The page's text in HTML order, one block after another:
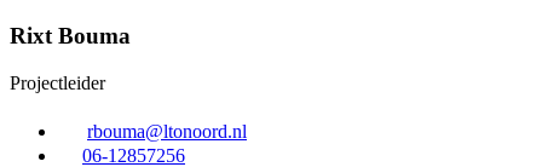
Rixt Bouma
Projectleider
rbouma@ltonoord.nl
06-12857256